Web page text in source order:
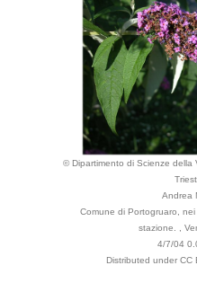
© Dipartimento di Scienze della
Andrea
Comune di Portogruaro,
stazione. ,
4/7/04
Distributed under CC